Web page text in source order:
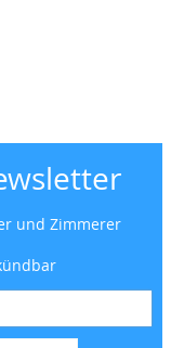
und Zimmerer